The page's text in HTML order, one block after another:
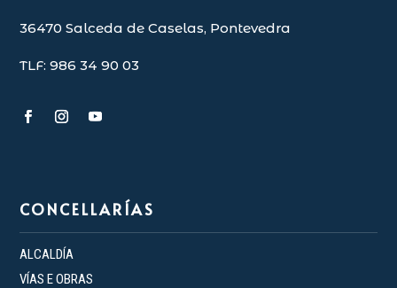
36470 Salceda de Caselas, Pontevedra
TLF: 986 34 90 03
CONCELLARÍAS
ALCALDÍA
VÍAS E OBRAS